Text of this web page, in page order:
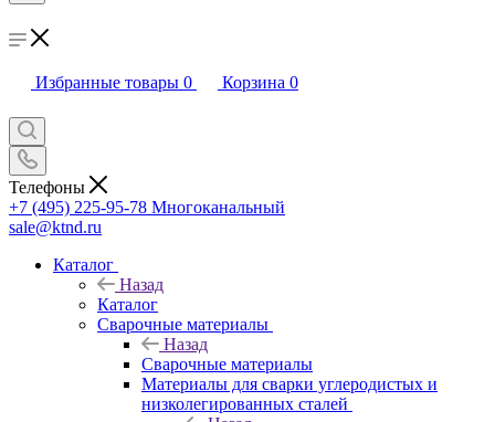
Избранные товары 0 Корзина 0
Телефоны
+7 (495) 225-95-78 Многоканальный
sale@ktnd.ru
Каталог
Назад
Каталог
Сварочные материалы
Назад
Сварочные материалы
Материалы для сварки углеродистых и
низколегированных сталей